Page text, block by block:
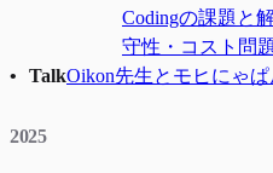
Codingの課題と
守性・コスト問
TalkOikon先生とモヒにゃぱ
2025